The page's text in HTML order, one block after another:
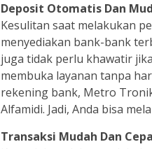
Deposit Otomatis Dan
Kesulitan saat melakukan
menyediakan bank-bank
juga tidak perlu khawatir
membuka layanan tanpa
rekening bank, Metro
Alfamidi. Jadi, Anda bisa
Transaksi Mudah Dan